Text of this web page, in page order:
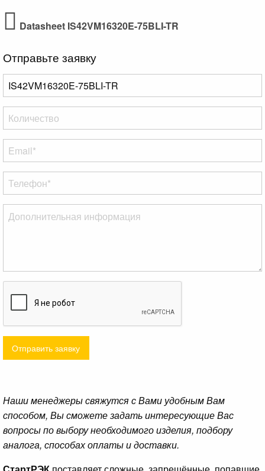
Datasheet IS42VM16320E-75BLI-TR
Отправьте заявку
Отправить заявку
Наши менеджеры свяжутся с Вами удобным Вам
способом, Вы сможете задать интересующие Вас
вопросы по выбору необходимого изделия, подбору
аналога, способах оплаты и доставки.